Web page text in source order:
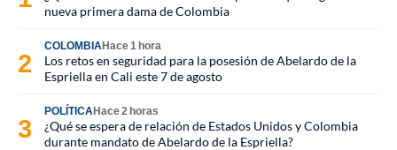
nueva primera dama de Colombia
COLOMBIAHace 1 hora
Los retos en seguridad para la posesión de Abelardo de la
Espriella en Cali este 7 de agosto
POLÍTICAHace 2 horas
¿Qué se espera de relación de Estados Unidos y Colombia
durante mandato de Abelardo de la Espriella?